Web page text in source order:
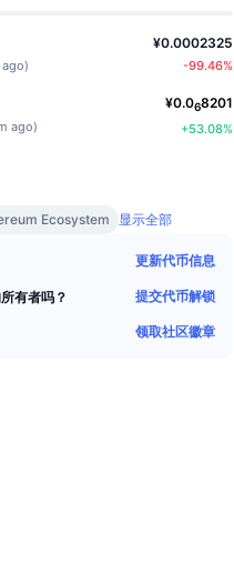
)
¥0.0002325
-99.46%
ago)
¥0.068201
+53.08%
Ecosystem 显示全部
有者吗？
更新代币信息
提交代币解锁
领取社区徽章